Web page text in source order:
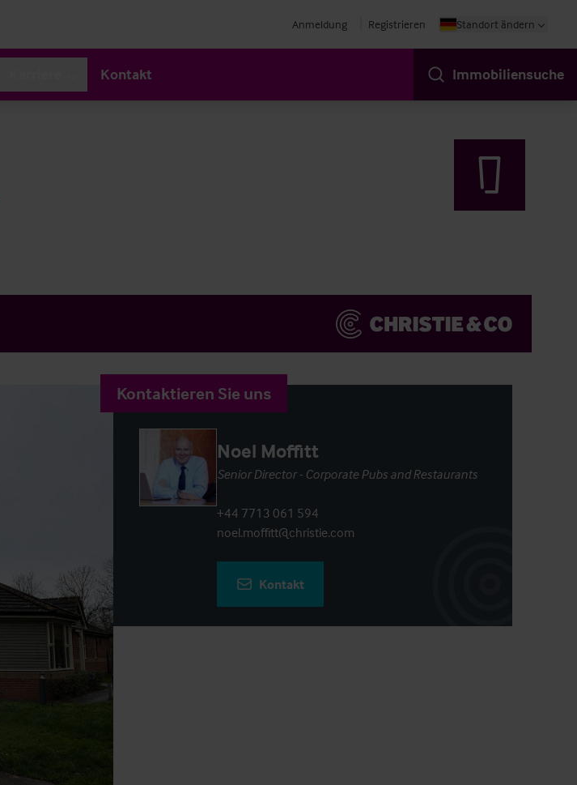
Anmeldung Registrieren Standort ändern
Kontakt Immobiliensuche
Kontaktieren Sie uns
Noel Moffitt
Senior Director - Corporate Pubs and Restaurants
+44 7713 061 594
noel.moffitt@christie.com
Kontakt